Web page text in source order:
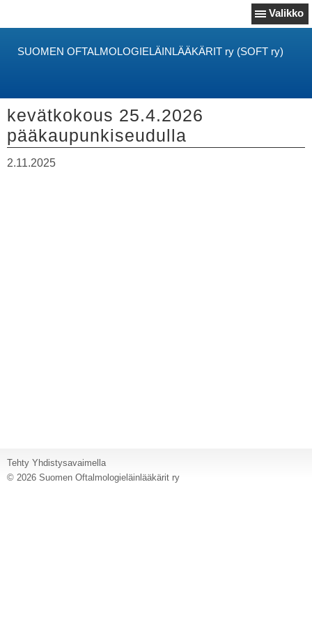
Valikko
SUOMEN OFTALMOLOGIELÄINLÄÄKÄRIT ry (SOFT ry)
kevätkokous 25.4.2026
pääkaupunkiseudulla
2.11.2025
Tehty Yhdistysavaimella
© 2026 Suomen Oftalmologieläinlääkärit ry